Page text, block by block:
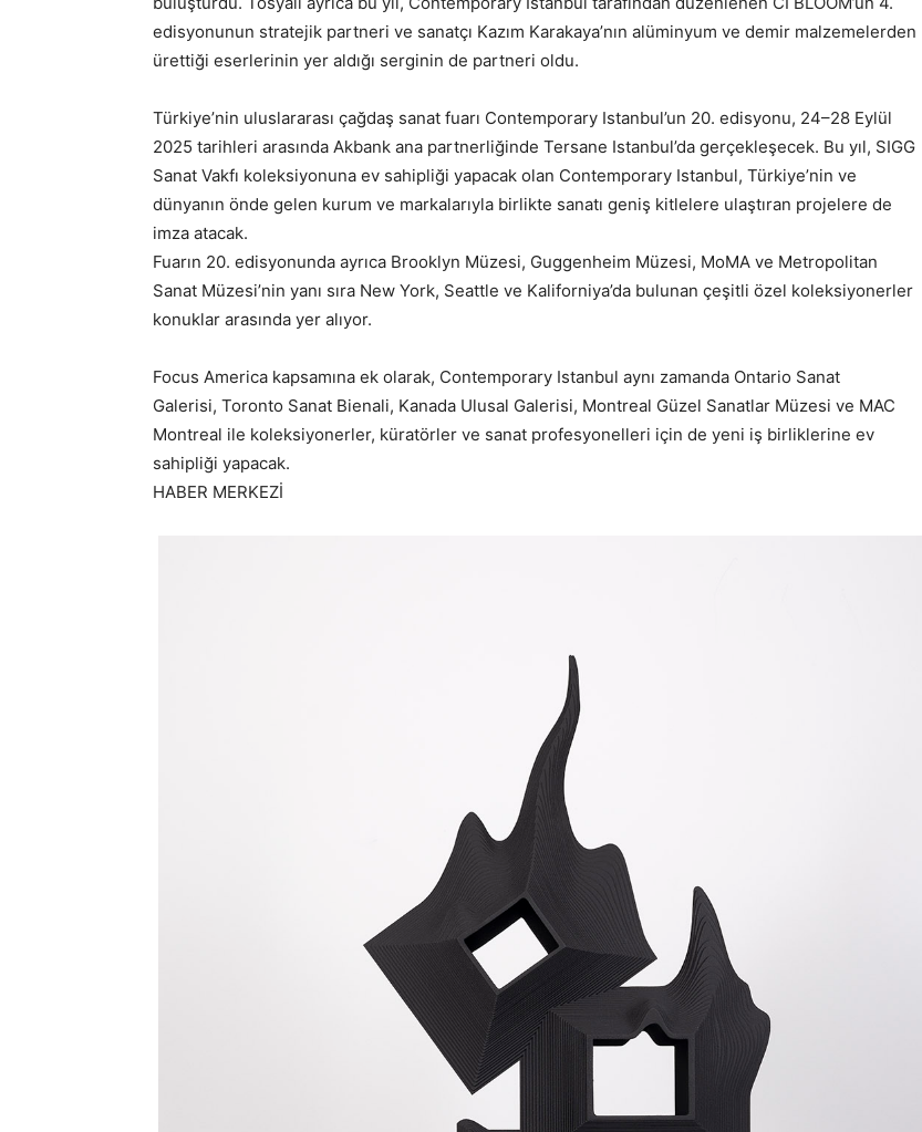
edisyonunun stratejik partneri ve sanatçı Kazım Karakaya’nın alüminyum ve demir malzemelerden
ürettiği eserlerinin yer aldığı serginin de partneri oldu.
Türkiye’nin uluslararası çağdaş sanat fuarı Contemporary Istanbul’un 20. edisyonu, 24–28 Eylül
2025 tarihleri arasında Akbank ana partnerliğinde Tersane Istanbul’da gerçekleşecek. Bu yıl, SIGG
Sanat Vakfı koleksiyonuna ev sahipliği yapacak olan Contemporary Istanbul, Türkiye’nin ve
dünyanın önde gelen kurum ve markalarıyla birlikte sanatı geniş kitlelere ulaştıran projelere de
imza atacak.
Fuarın 20. edisyonunda ayrıca Brooklyn Müzesi, Guggenheim Müzesi, MoMA ve Metropolitan
Sanat Müzesi’nin yanı sıra New York, Seattle ve Kaliforniya’da bulunan çeşitli özel koleksiyonerler
konuklar arasında yer alıyor.
Focus America kapsamına ek olarak, Contemporary Istanbul aynı zamanda Ontario Sanat
Galerisi, Toronto Sanat Bienali, Kanada Ulusal Galerisi, Montreal Güzel Sanatlar Müzesi ve MAC
Montreal ile koleksiyonerler, küratörler ve sanat profesyonelleri için de yeni iş birliklerine ev
sahipliği yapacak.
HABER MERKEZİ